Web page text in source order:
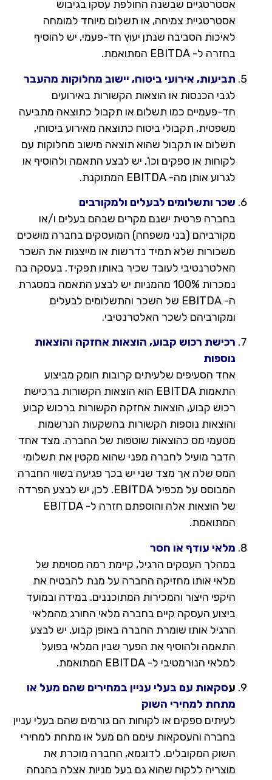
אסטרטגיים שבשנה החולפת עסקו בגיבוש
אסטרטגיית צמיחה, או תשלום מיוחד למומחה
לאיכות הסביבה שנתן יעוץ חד-פעמי, יש להוסיף
בחזרה ל- EBITDA המתואמת.
תביעות, אירועי ביטוח, יישוב מחלוקות מהעבר
לגבי הכנסות או הוצאות הקשורות באירועים
חד-פעמיים כמו תשלום או תקבול כתוצאה מתביעה
משפטית, תקבולי ביטוח כתוצאה מאירוע ביטוחי,
תשלום או תקבול שהוא תוצאה מישוב מחלוקות עם
לקוחות או ספקים וכו', יש לבצע התאמה ולהוסיף או
לגרוע אותן מה- EBITDA המתוקנת.
שכר ותשלומים לבעלים ולמקורבים
בחברה פרטית ישנם מקרים שבהם בעלים ו/או
מקורביהם (בני משפחה) המועסקים בחברה מושכים
משכורות שלא תמיד נדרשות או מייצגות את השכר
האלטרנטיבי לעובד שכיר באותו תפקיד. בעסקה בה
נמכרות 100% מהמניות יש לבצע התאמה במסגרת
ה- EBITDA של השכר והתשלומים לבעלים
ומקורביהם לשכר האלטרנטיבי.
רכישת רכוש קבוע, הוצאות אחזקה והוצאות
נוספות
אחד הסעיפים שלעיתים קרובות חומק מביצוע
התאמות EBITDA הוא הוצאות הקשורות ברכישת
רכוש קבוע, הוצאות אחזקה הקשורות ברכוש קבוע
והוצאות נוספות הקשורות בהשקעות הנרשמות
מטעמי מס כהוצאות שוטפות של החברה. מצד אחד
הדבר מועיל לחברה מפני שהוא מקטין את תשלומי
המס שלה אך מצד שני יש בכך פגיעה בשווי החברה
המבוסס על מכפיל EBITDA. לכן, יש לבצע הפרדה
של הוצאות אלה והוספתם חזרה ל- EBITDA
המתואמת.
מלאי עודף או חסר
במהלך העסקים הרגיל, קיימת רמה מסוימת של
מלאי אותו מחזיקה החברה על מנת להבטיח את
היקפי היצור והמכירות המתוכננים. במידה ובמועד
ביצוע העסקה קיים בחברה מלאי החורג מהמלאי
הרגיל אותו שומרת החברה באופן קבוע, יש לבצע
התאמה ולהוסיף את הפער שבין המלאי בפועל
למלאי הנורמטיבי ל- EBITDA המתואמת.
עסקאות עם בעלי עניין במחירים שהם מעל או
מתחת למחירי השוק
לעיתים ספקים או לקוחות הם גורמים שהם בעלי עניין
בחברה והעסקאות עימם הם מעל או מתחת למחירי
השוק המקובלים. לדוגמא, החברה מוכרת את
מוצריה ללקוח שהוא גם בעל מניות אצלה בהנחה